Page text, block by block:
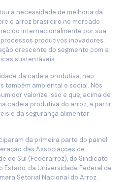
a necessidade de melhoria da
o arroz brasileiro no mercado
internacionalmente por sua
produtivos inovadores.
crescente do segmento com a
sustentáveis.
da cadeia produtiva, não
também ambiental e social. Nós
valorize isso e que, acima de
cadeia produtiva do arroz, a partir
e da segurança alimentar
da primeira parte do painel
das Associações de
do Sul (Federarroz), do Sindicato
Estado, da Universidade Federal de
Setorial Nacional do Arroz.